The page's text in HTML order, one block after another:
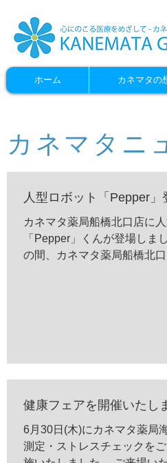
ホーム カネマタの
カネマタニ
人型ロボット「Pepper」
カネマタ薬局船橋北口店に
「Pepper」くんが登場しま
の間、カネマタ薬局船橋北
健康フェアを開催いたし
6月30日(木)にカネマタ薬局
測定・ストレスチェックを